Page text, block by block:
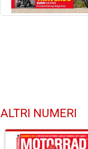
ALTRI NUMERI